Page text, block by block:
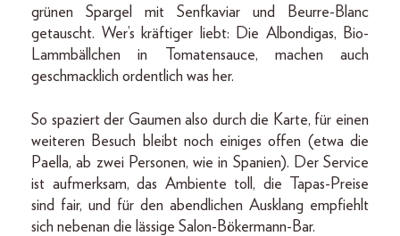
grünen Spargel mit Senfkaviar und Beurre-Blanc
getauscht. Wer’s kräftiger liebt: Die Albondigas, Bio-
Lammbällchen in Tomatensauce, machen auch
geschmacklich ordentlich was her.
So spaziert der Gaumen also durch die Karte, für einen
weiteren Besuch bleibt noch einiges offen (etwa die
Paella, ab zwei Personen, wie in Spanien). Der Service
ist aufmerksam, das Ambiente toll, die Tapas-Preise
sind fair, und für den abendlichen Ausklang empfiehlt
sich nebenan die lässige Salon-Bökermann-Bar.